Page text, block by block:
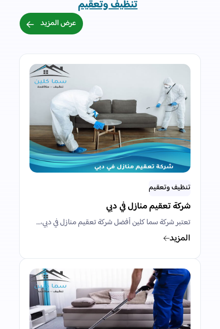
تنظيف وتعقيم
عرض المزيد
تنظيف وتعقيم
شركة تعقيم منازل في دبي
تعتبر شركة سما كلين أفضل شركة تعقيم منازل في دبي،…
المزيد